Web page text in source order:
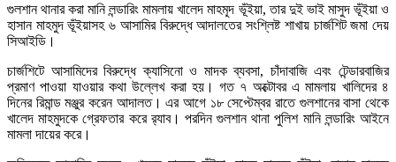
গুলশান থানার করা মানি লন্ডারিং মামলায় খালেদ মাহমুদ ভূঁইয়া, তার দুই ভাই মাসুদ ভূঁইয়া ও
হাসান মাহমুদ ভূঁইয়াসহ ৬ আসামির বিরুদ্ধে আদালতের সংশ্লিষ্ট শাখায় চার্জশিট জমা দেয়
সিআইডি।
চার্জশিটে আসামিদের বিরুদ্ধে ক্যাসিনো ও মাদক ব্যবসা, চাঁদাবাজি এবং টেন্ডারবাজির
প্রমাণ পাওয়া যাওয়ার কথা উল্লেখ করা হয়। গত ৭ অক্টোবর এ মামলায় খালিদের ৪
দিনের রিমান্ড মঞ্জুর করেন আদালত। এর আগে ১৮ সেপ্টেম্বর রাতে গুলশানের বাসা থেকে
খালেদ মাহমুদকে গ্রেফতার করে র‌্যাব। পরদিন গুলশান থানা পুলিশ মানি লন্ডারিং আইনে
মামলা দায়ের করে।